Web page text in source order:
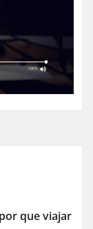
que viajar